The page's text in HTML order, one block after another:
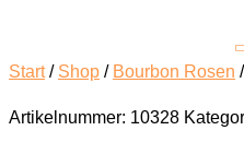
Start/ Shop / Bourbon Rosen
Artikelnummer: 10328